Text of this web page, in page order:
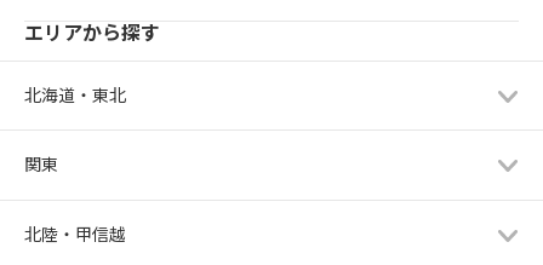
エリアから探す
北海道・東北
関東
北陸・甲信越